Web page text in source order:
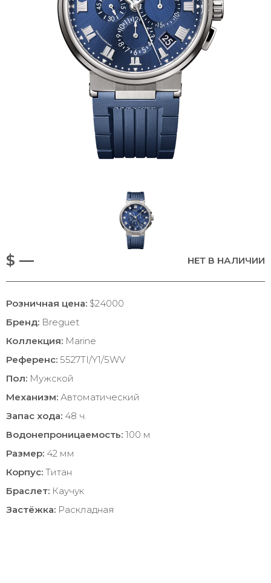
$ — НЕТ В НАЛИЧИИ
Розничная цена: $24000
Бренд: Breguet
Коллекция: Marine
Референс: 5527TI/Y1/5WV
Пол: Мужской
Механизм: Автоматический
Запас хода: 48 ч.
Водонепроницаемость: 100 м
Размер: 42 мм
Корпус: Титан
Браслет: Каучук
Застёжка: Раскладная